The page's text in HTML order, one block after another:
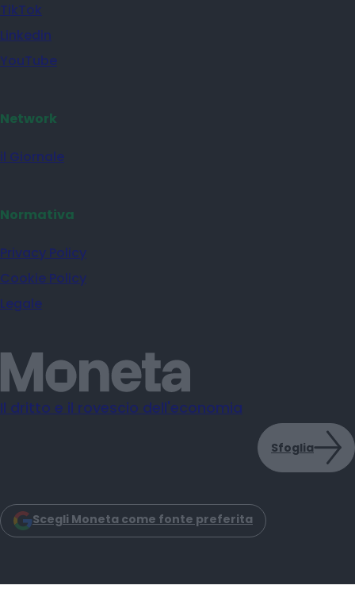
TikTok
Linkedin
YouTube
Network
il Giornale
Normativa
Privacy Policy
Cookie Policy
Legale
Il dritto e il rovescio dell'economia
Sfoglia
Scegli Moneta come fonte preferita